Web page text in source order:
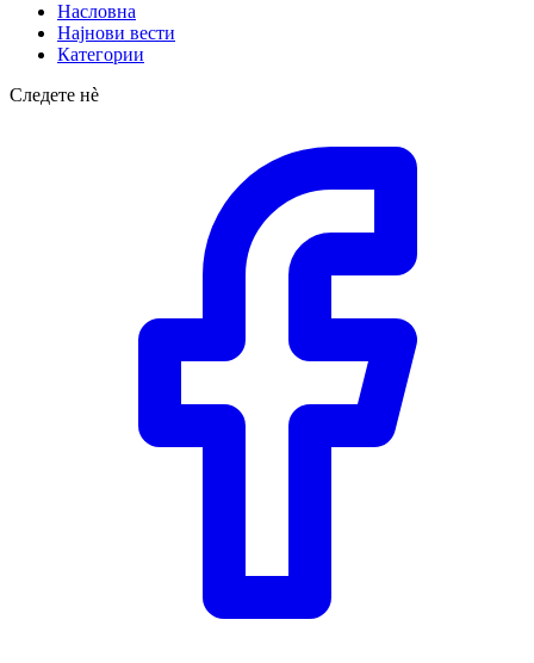
Насловна
Најнови вести
Категории
Следете нè